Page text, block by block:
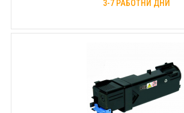
3-7 РАБОТНИ ДНИ